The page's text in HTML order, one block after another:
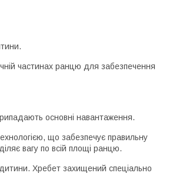
частинах ранцю для забезпечення
основні навантаження.
що забезпечує правильну
вагу по всій площі ранцю.
дитини. Хребет захищений спеціально